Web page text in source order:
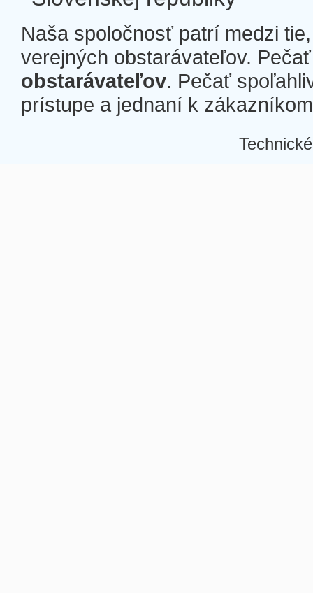
Naša spoločnosť patrí medzi
verejných obstarávateľov.
obstarávateľov. Pečať
prístupe a jednaní k